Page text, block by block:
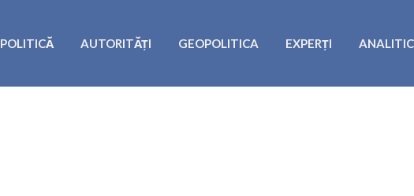
POLITICĂ AUTORITĂȚI GEOPOLITICA EXPERȚI